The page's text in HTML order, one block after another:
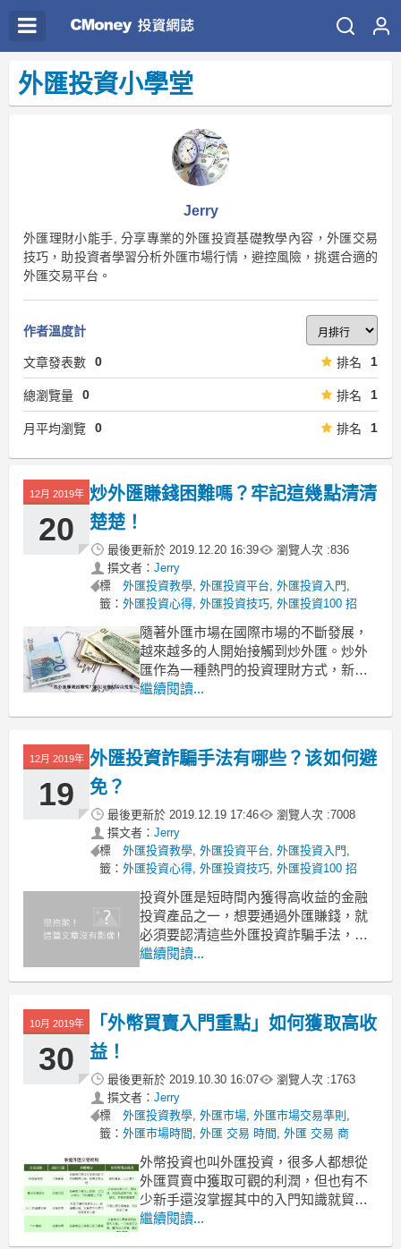
外匯投資小學堂
Jerry
外匯理財小能手, 分享專業的外匯投資基礎教學內容，外匯交易
技巧，助投資者學習分析外匯市場行情，避控風險，挑選合適的
外匯交易平台。
作者溫度計
文章發表數 0 排名 1
總瀏覽量 0 排名 1
月平均瀏覽 0 排名 1
12月 2019年
20
炒外匯賺錢困難嗎？牢記這幾點清清
楚楚！
最後更新於 2019.12.20 16:39 瀏覽人次 :836
撰文者： Jerry
標
籤：
外匯投資教學, 外匯投資平台, 外匯投資入門 ,
外匯投資心得, 外匯投資技巧, 外匯投資100 招
隨著外匯市場在國際市場的不斷發展，
越來越多的人開始接觸到炒外匯。炒外
匯作為一種熱門的投資理財方式，新手
想要在短時間內嘗到賺錢的快樂不是那
錢秘籍吧！
炒外匯賺錢的重點是分析
繼續閱讀...
12月 2019年
19
外匯投資詐騙手法有哪些？该如何避
免？
最後更新於 2019.12.19 17:46 瀏覽人次 :7008
撰文者： Jerry
標
籤：
外匯投資教學, 外匯投資平台, 外匯投資入門 ,
外匯投資心得, 外匯投資技巧, 外匯投資100 招
投資外匯是短時間內獲得高收益的金融
投資產品之一，想要通過外匯賺錢，就
必須要認清這些外匯投資詐騙手法，以
防投資者受到劣質外匯投資平台的詐
1. 虛假平台詐騙
很多投資者點進去，發
繼續閱讀...
10月 2019年
30
「外幣買賣入門重點」如何獲取高收
益！
最後更新於 2019.10.30 16:07 瀏覽人次 :1763
撰文者： Jerry
標
籤：
外匯投資教學,外匯市場,外匯市場交易準則 ,
外匯市場時間 ,外匯 交易 時間 ,外匯 交易 商
外幣投資也叫外匯投資，很多人都想從
外匯買賣中獲取可觀的利潤，但也有不
少新手還沒掌握其中的入門知識就貿貿
然進行外幣買賣，最終導致損失。因
繼續閱讀...